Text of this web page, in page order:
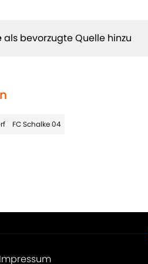
als bevorzugte Quelle hinzu
FC Schalke 04
Impressum